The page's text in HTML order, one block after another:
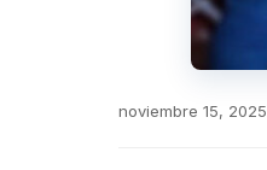
noviembre 15, 2025